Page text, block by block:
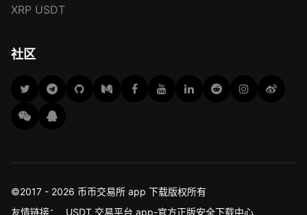
社区
XRP USDT
©2017 - 2026 币币交易所 app 下载版权所有
友情链接：
USDT 交易平台 app-官方正版安全下载中心